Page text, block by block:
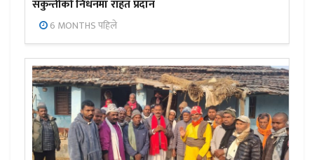
सकुन्तीको निधनमा राहत प्रदान
6 MONTHS पहिले